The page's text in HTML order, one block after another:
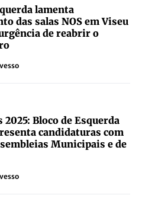
lamenta
das salas NOS em Viseu
de reabrir o
Bloco de Esquerda
candidaturas com
Municipais e de